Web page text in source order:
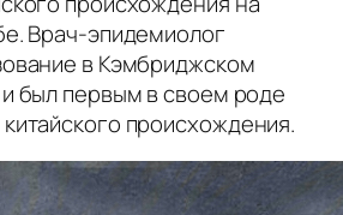
Врач-эпидемиолог
в Кэмбриджском
был первым в своем роде
происхождения.